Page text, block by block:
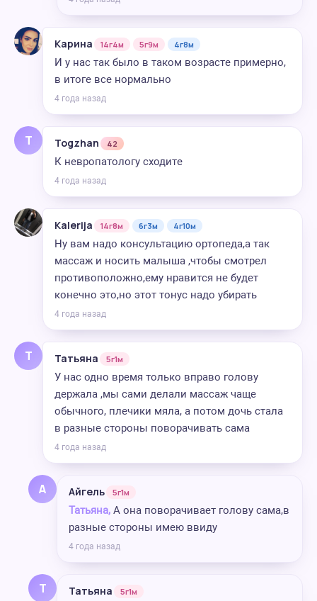
Карина 14г4м 5г9м 4г8м
И у нас так было в таком возрасте примерно,
в итоге все нормально
4 года назад
T Togzhan 42
К невропатологу сходите
4 года назад
Kalerija 14г8м 6г3м 4г10м
Ну вам надо консультацию ортопеда,а так
массаж и носить малыша ,чтобы смотрел
противоположно,ему нравится не будет
конечно это,но этот тонус надо убирать
4 года назад
Т Татьяна 5г1м
У нас одно время только вправо голову
держала ,мы сами делали массаж чаще
обычного, плечики мяла, а потом дочь стала
в разные стороны поворачивать сама
4 года назад
А Айгель 5г1м
Татьяна, А она поворачивает голову сама,в
разные стороны имею ввиду
4 года назад
Т Татьяна 5г1м